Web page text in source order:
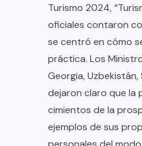
Turismo 2024,
oficiales contaron
se centró en cómo
práctica. Los
Georgia, Uzbekistán,
dejaron claro que la
cimientos de la
ejemplos de sus